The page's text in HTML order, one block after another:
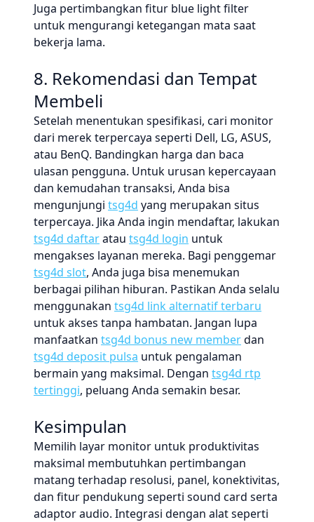
Juga pertimbangkan fitur blue light filter
untuk mengurangi ketegangan mata saat
bekerja lama.
8. Rekomendasi dan Tempat
Membeli
Setelah menentukan spesifikasi, cari monitor
dari merek terpercaya seperti Dell, LG, ASUS,
atau BenQ. Bandingkan harga dan baca
ulasan pengguna. Untuk urusan kepercayaan
dan kemudahan transaksi, Anda bisa
mengunjungi tsg4d yang merupakan situs
terpercaya. Jika Anda ingin mendaftar, lakukan
tsg4d daftaratau tsg4d login untuk
mengakses layanan mereka. Bagi penggemar
tsg4d slot, Anda juga bisa menemukan
berbagai pilihan hiburan. Pastikan Anda selalu
menggunakan tsg4d link alternatif terbaru
untuk akses tanpa hambatan. Jangan lupa
manfaatkan tsg4d bonus new memberdan
tsg4d deposit pulsa untuk pengalaman
bermain yang maksimal. Dengan tsg4d rtp
tertinggi, peluang Anda semakin besar.
Kesimpulan
Memilih layar monitor untuk produktivitas
maksimal membutuhkan pertimbangan
matang terhadap resolusi, panel, konektivitas,
dan fitur pendukung seperti sound card serta
adaptor audio. Integrasi dengan alat seperti